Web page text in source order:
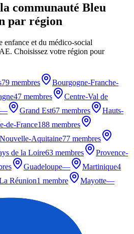
communauté Bleu
par région
enfance et du médico-social
Choisissez votre région pour
79 membres
Bourgogne-Franche-
47 membres
Centre-Val de
— Grand Est67 membres
Hauts-
de-France188 membres
Nouvelle-Aquitaine77 membres
de la Loire63 membres
Provence-
Guadeloupe— Martinique4
Réunion1 membre Mayotte—